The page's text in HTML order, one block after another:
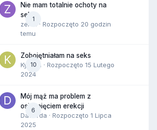
1
Nie mam totalnie ochoty na
seks
zenla
· Rozpoczęto 20 godzin
temu
10
Zobojętniałam na seks
Kynara · Rozpoczęto 15 Lutego
2024
6
Mój mąż ma problem z
osiągnięciem erekcji
Dafiorda · Rozpoczęto 1 Lipca
2025